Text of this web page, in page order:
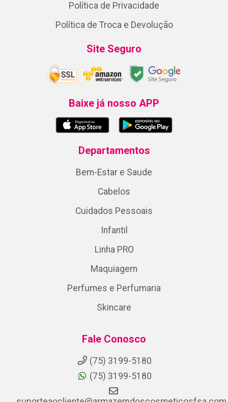
Política de Privacidade
Política de Troca e Devolução
Site Seguro
Baixe já nosso APP
Departamentos
Bem-Estar e Saude
Cabelos
Cuidados Pessoais
Infantil
Linha PRO
Maquiagem
Perfumes e Perfumaria
Skincare
Fale Conosco
(75) 3199-5180
(75) 3199-5180